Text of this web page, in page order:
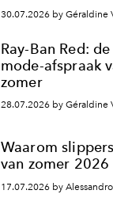
30.07.2026 by Géraldine
Ray-Ban Red:
mode-afspraak
zomer
28.07.2026 by Géraldine
Waarom
van zomer 2026
17.07.2026 by